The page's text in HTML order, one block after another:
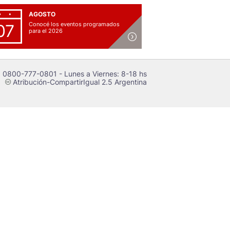
AGOSTO
Conocé los eventos programados
para el 2026
0800-777-0801 - Lunes a Viernes: 8-18 hs
cAtribución-CompartirIgual 2.5 Argentina